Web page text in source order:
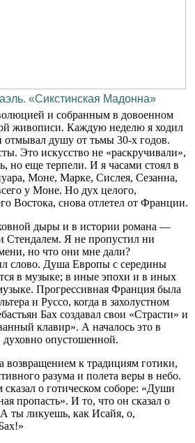
«Сикстинская Мадонна»
и собранным в довоенном
живописи. Каждую неделю я ходил
отмывал душу от тьмы 30-х годов.
Это искусство не «раскручивали»,
но еще терпели. И я часами стоял в
Моне, Марке, Сислея, Сезанна,
у Моне. Но дух целого,
Востока, снова отлетел от Франции.
дыры и в истории романа —
Стендалем. Я не пропустил ни
но что они мне дали?
слово. Душа Европы с середины
в музыке; в иные эпохи и в иных
Прогрессивная Франция была
и Руссо, когда в захолустном
Бах создавал свои «Страсти» и
клавир». А началось это в
духовно опустошенной.
возвращением к традициям готики,
разума и полета веры в небо.
о готическом соборе: «Души
пропасть». И то, что он сказал о
ты ликуешь, как Исайя, о,